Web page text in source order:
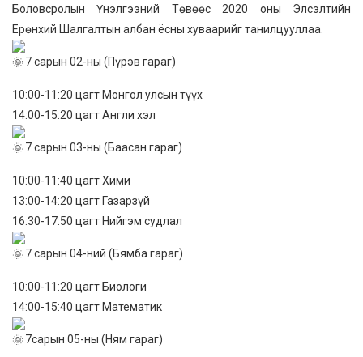
Боловсролын Үнэлгээний Төвөөс 2020 оны Элсэлтийн
Ерөнхий Шалгалтын албан ёсны хуваарийг танилцууллаа.
7 сарын 02-ны (Пүрэв гараг)
10:00-11:20 цагт Монгол улсын түүх
14:00-15:20 цагт Англи хэл
7 сарын 03-ны (Баасан гараг)
10:00-11:40 цагт Хими
13:00-14:20 цагт Газарзүй
16:30-17:50 цагт Нийгэм судлал
7 сарын 04-ний (Бямба гараг)
10:00-11:20 цагт Биологи
14:00-15:40 цагт Математик
7сарын 05-ны (Ням гараг)